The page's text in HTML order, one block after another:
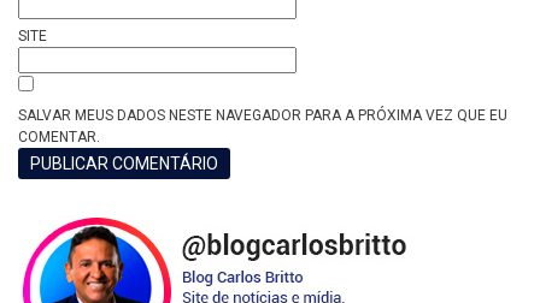
SITE
SALVAR MEUS DADOS NESTE NAVEGADOR PARA A PRÓXIMA VEZ QUE EU
COMENTAR.